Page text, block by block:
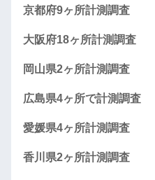
京都府9ヶ所計測調査
大阪府18ヶ所計測調査
岡山県2ヶ所計測調査
広島県4ヶ所で計測調査
愛媛県4ヶ所計測調査
香川県2ヶ所計測調査